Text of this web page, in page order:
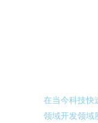
在当今科技快
领域开发领域